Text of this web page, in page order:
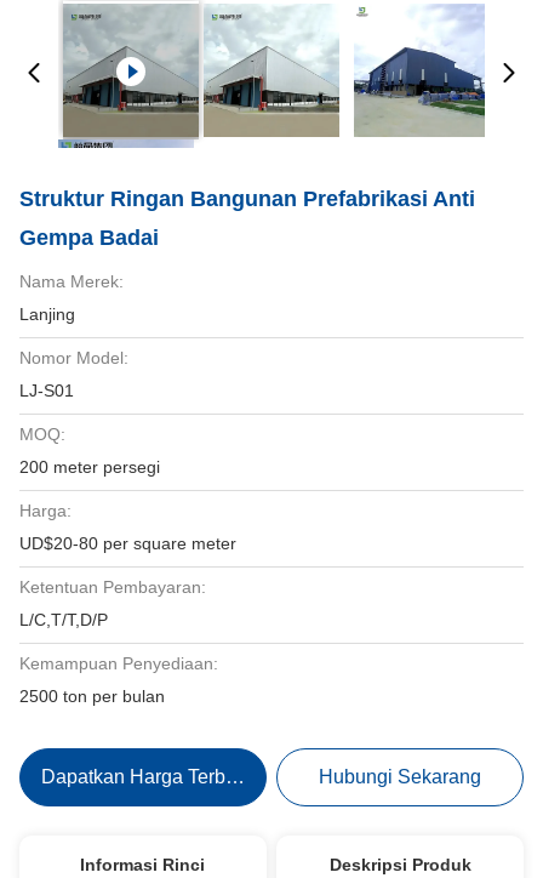
Struktur Ringan Bangunan Prefabrikasi Anti
Gempa Badai
Nama Merek:
Lanjing
Nomor Model:
LJ-S01
MOQ:
200 meter persegi
Harga:
UD$20-80 per square meter
Ketentuan Pembayaran:
L/C,T/T,D/P
Kemampuan Penyediaan:
2500 ton per bulan
Dapatkan Harga Terbaik Hubungi Sekarang
Informasi Rinci Deskripsi Produk